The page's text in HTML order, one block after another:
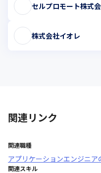
セルプロモート株式
株式会社イオレ
関連リンク
関連職種
アプリケーションエンジニア
関連スキル